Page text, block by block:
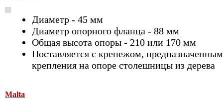
Диаметр - 45 мм
Диаметр опорного фланца - 88 мм
Общая высота опоры - 210 или 170 мм
Поставляется с крепежом,
крепления на опоре столешницы из дерева
Malta